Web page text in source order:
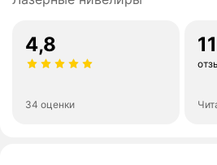
4,8
34 оценки
11